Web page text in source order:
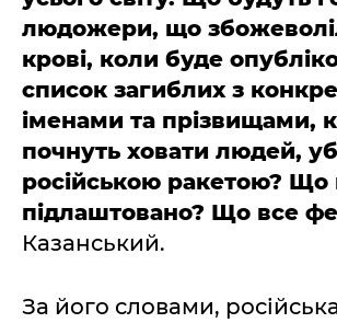
людожери, що
крові, коли буде
список загиблих з
іменами та прізвищами,
почнуть ховати людей,
російською ракетою? Що
підлаштовано? Що все
Казанський.
За його словами,